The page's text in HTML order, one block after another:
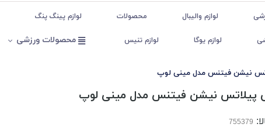
لوازم والیبال محصولات لوازم پینگ پنگ
لوازم یوگا لوازم تنیس محصولات ورزشی
نیشن فیتنس مدل مینی لوپ
نیشن فیتنس مدل مینی لوپ